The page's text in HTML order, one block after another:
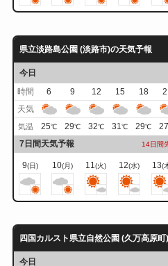
県立淡路島公園 (淡路市)の天気予報
今日
時間
6 9 12 15 18
天気
気温 25℃ 29℃ 32℃ 31℃ 29℃
7日間天気予報 14日間
9(日) 10(月) 11 (火) 12(水) 13(
四国カルスト県立自然公園 (久万高原
今日